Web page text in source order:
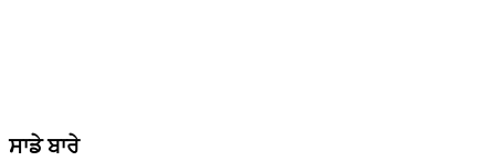
ਸਾਡੇ ਬਾਰੇ